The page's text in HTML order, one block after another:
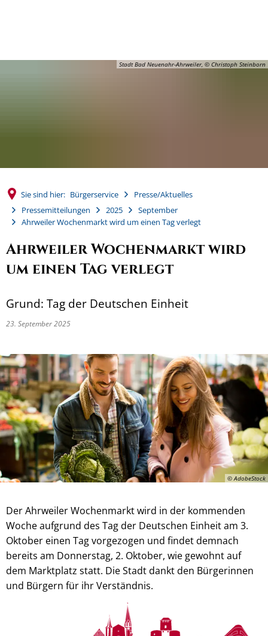
Stadt Bad Neuenahr-Ahrweiler, © Christoph Steinborn
Sie sind hier: Bürgerservice
Presse/Aktuelles
Pressemitteilungen
2025
September
Ahrweiler Wochenmarkt wird um einen Tag verlegt
Ahrweiler Wochenmarkt wird
um einen Tag verlegt
Grund: Tag der Deutschen Einheit
23. September 2025
© AdobeStock
Der Ahrweiler Wochenmarkt wird in der kommenden
Woche aufgrund des Tag der Deutschen Einheit am 3.
Oktober einen Tag vorgezogen und findet demnach
bereits am Donnerstag, 2. Oktober, wie gewohnt auf
dem Marktplatz statt. Die Stadt dankt den Bürgerinnen
und Bürgern für ihr Verständnis.